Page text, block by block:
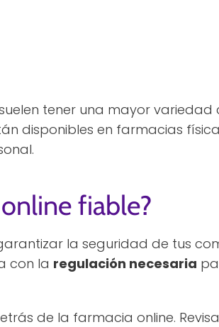
tener una mayor variedad
disponibles en farmacias
fiable?
la seguridad de tus
con la regulación necesaria
de la farmacia online.